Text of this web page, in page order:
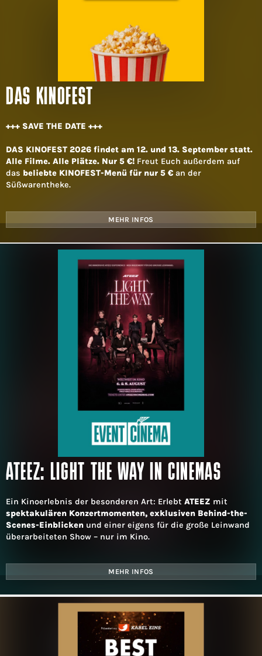
DAS KINOFEST
+++ SAVE THE DATE +++
DAS KINOFEST 2026 findet am 12. und 13. September statt.
Alle Filme. Alle Plätze. Nur 5 €! Freut Euch außerdem auf
das beliebte KINOFEST-Menü für nur 5 € an der
Süßwarentheke.
MEHR INFOS
ATEEZ: LIGHT THE WAY IN CINEMAS
Ein Kinoerlebnis der besonderen Art: Erlebt ATEEZ mit
spektakulären Konzertmomenten, exklusiven Behind-the-
Scenes-Einblicken und einer eigens für die große Leinwand
überarbeiteten Show – nur im Kino.
MEHR INFOS